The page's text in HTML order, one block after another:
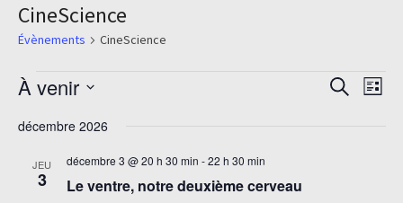
CineScience
Évènements CineScience
Évènements Recherche
de
Liste
À venir
une
date.
décembre 2026
JEU
3 Le ventre, notre deuxième cerveau
décembre 3 @ 20 h 30 min -22 h 30 min